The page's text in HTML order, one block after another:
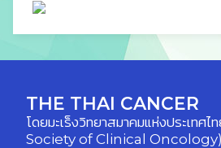
THE THAI CANCER
โดยมะเร็งวิทยาสมาคมแห่งประเทศ
Society of Clinical Oncology)